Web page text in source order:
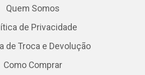
Quem Somos
de Privacidade
de Troca e Devolução
Como Comprar